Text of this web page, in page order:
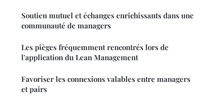
Soutien mutuel et échanges enrichissants dans une
communauté de managers
Les pièges fréquemment rencontrés lors de
l'application du Lean Management
Favoriser les connexions valables entre managers
et pairs